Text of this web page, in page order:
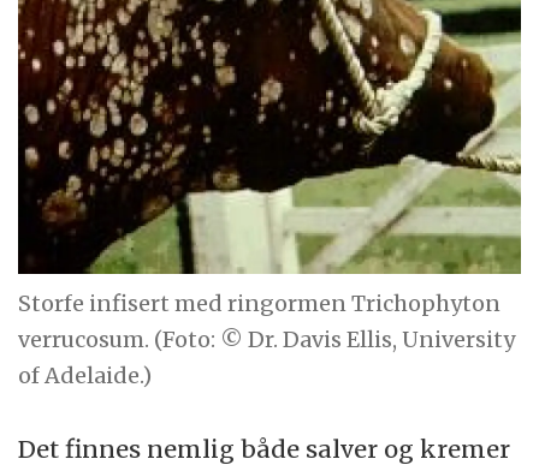
Storfe infisert med ringormen Trichophyton
verrucosum. (Foto: © Dr. Davis Ellis, University
of Adelaide.)
Det finnes nemlig både salver og kremer